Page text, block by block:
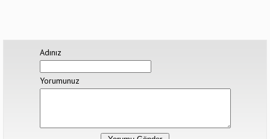
Adınız
Yorumunuz